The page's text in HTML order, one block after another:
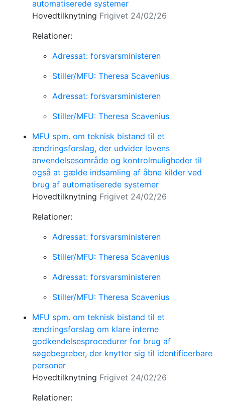
automatiserede systemer
Hovedtilknytning Frigivet 24/02/26
Relationer:
Adressat: forsvarsministeren
Stiller/MFU: Theresa Scavenius
Adressat: forsvarsministeren
Stiller/MFU: Theresa Scavenius
MFU spm. om teknisk bistand til et
ændringsforslag, der udvider lovens
anvendelsesområde og kontrolmuligheder til
også at gælde indsamling af åbne kilder ved
brug af automatiserede systemer
Hovedtilknytning Frigivet 24/02/26
Relationer:
Adressat: forsvarsministeren
Stiller/MFU: Theresa Scavenius
Adressat: forsvarsministeren
Stiller/MFU: Theresa Scavenius
MFU spm. om teknisk bistand til et
ændringsforslag om klare interne
godkendelsesprocedurer for brug af
søgebegreber, der knytter sig til identificerbare
personer
Hovedtilknytning Frigivet 24/02/26
Relationer: